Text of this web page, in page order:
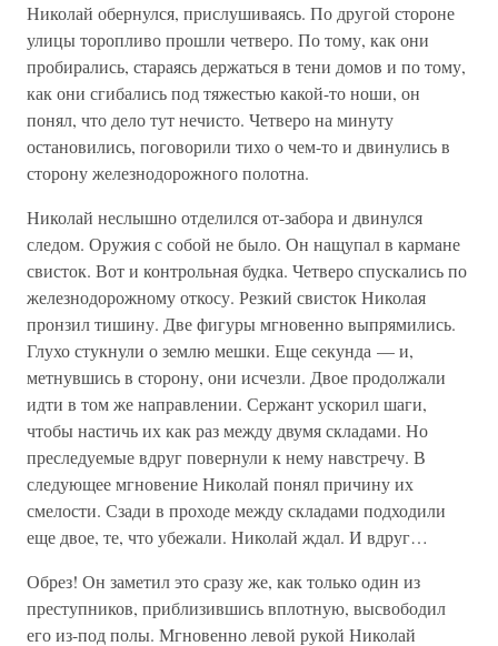
Николай обернулся, прислушиваясь. По другой стороне
улицы торопливо прошли четверо. По тому, как они
пробирались, стараясь держаться в тени домов и по тому,
как они сгибались под тяжестью какой-то ноши, он
понял, что дело тут нечисто. Четверо на минуту
остановились, поговорили тихо о чем-то и двинулись в
сторону железнодорожного полотна.
Николай неслышно отделился от-забора и двинулся
следом. Оружия с собой не было. Он нащупал в кармане
свисток. Вот и контрольная будка. Четверо спускались по
железнодорожному откосу. Резкий свисток Николая
пронзил тишину. Две фигуры мгновенно выпрямились.
Глухо стукнули о землю мешки. Еще секунда — и,
метнувшись в сторону, они исчезли. Двое продолжали
идти в том же направлении. Сержант ускорил шаги,
чтобы настичь их как раз между двумя складами. Но
преследуемые вдруг повернули к нему навстречу. В
следующее мгновение Николай понял причину их
смелости. Сзади в проходе между складами подходили
еще двое, те, что убежали. Николай ждал. И вдруг…
Обрез! Он заметил это сразу же, как только один из
преступников, приблизившись вплотную, высвободил
его из-под полы. Мгновенно левой рукой Николай